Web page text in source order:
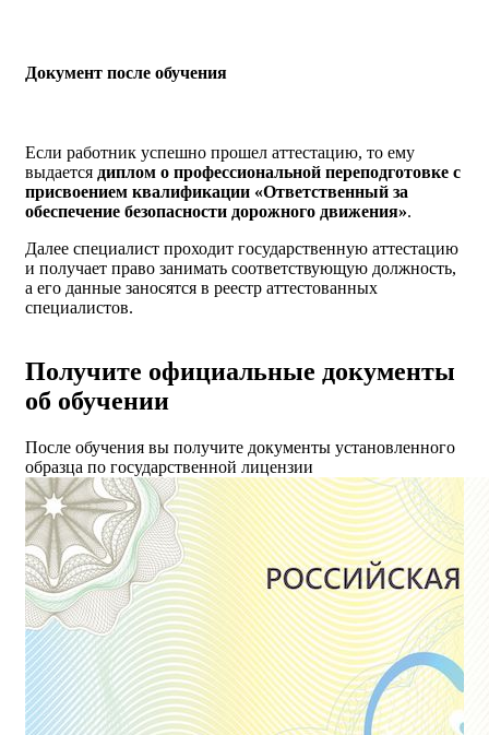
Документ после обучения
Если работник успешно прошел аттестацию, то ему
выдается диплом о профессиональной переподготовке с
присвоением квалификации «Ответственный за
обеспечение безопасности дорожного движения».
Далее специалист проходит государственную аттестацию
и получает право занимать соответствующую должность,
а его данные заносятся в реестр аттестованных
специалистов.
Получите официальные документы
об обучении
После обучения вы получите документы установленного
образца по государственной лицензии